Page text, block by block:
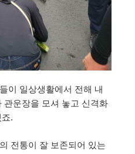
이 일상생활에서 전해 내
관운장을 모셔 놓고 신격화
.
전통이 잘 보존되어 있는